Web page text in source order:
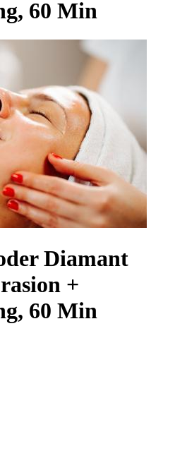
60 Min
Diamant
+
60 Min